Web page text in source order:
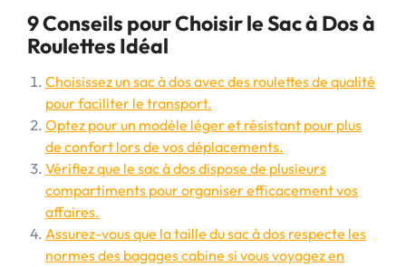
9 Conseils pour Choisir le Sac à Dos à
Roulettes Idéal
Choisissez un sac à dos avec des roulettes de qualité
pour faciliter le transport.
Optez pour un modèle léger et résistant pour plus
de confort lors de vos déplacements.
Vérifiez que le sac à dos dispose de plusieurs
compartiments pour organiser efficacement vos
affaires.
Assurez-vous que la taille du sac à dos respecte les
normes des bagages cabine si vous voyagez en